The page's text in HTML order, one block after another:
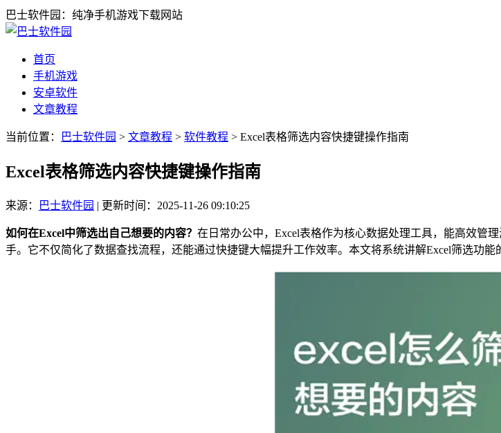
巴士软件园：纯净手机游戏下载网站
首页
手机游戏
安卓软件
文章教程
当前位置： 巴士软件园 > 文章教程 > 软件教程 > Excel表格筛选内容快捷键操作指南
Excel表格筛选内容快捷键操作指南
来源： 巴士软件园 | 更新时间：2025-11-26 09:10:25
如何在Excel中筛选出自己想要的内容？ 在日常办公中，Excel表格作为核心数据处理工具，能高效管
手。它不仅简化了数据查找流程，还能通过快捷键大幅提升工作效率。本文将系统讲解Excel筛选功